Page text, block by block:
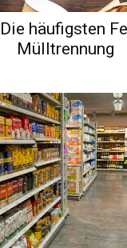
häufigsten
Mülltrennung